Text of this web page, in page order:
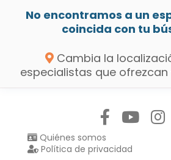
No encontramos a un
coincida con tu
Cambia la
especialistas que
Quiénes somos
Política de privacidad